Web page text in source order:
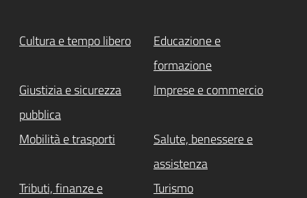
Cultura e tempo libero
Educazione e
formazione
Giustizia e sicurezza
pubblica
Imprese e commercio
Mobilità e trasporti
Salute, benessere e
assistenza
Tributi, finanze e
Turismo